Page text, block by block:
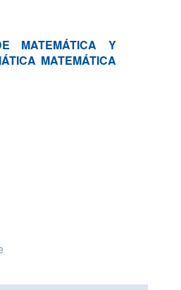
MATEMÁTICA Y
MATEMÁTICA